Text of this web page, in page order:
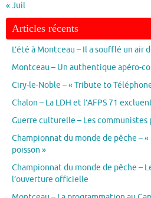
« Juil
Articles récents
L’été à Montceau – Il a soufflé un air
Montceau – Un authentique apéro-
Ciry-le-Noble – « Tribute to
Chalon – La LDH et l’AFPS 71
Guerre culturelle – Les communistes
Championnat du monde de pêche –
poisson »
Championnat du monde de pêche –
l’ouverture officielle